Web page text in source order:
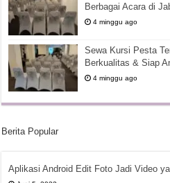
Berbagai Acara di
4 minggu ago
Sewa Kursi Pesta
Berkualitas & Siap
4 minggu ago
Berita Popular
Aplikasi Android Edit Foto Jadi Video